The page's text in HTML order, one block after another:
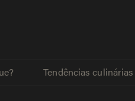
Tendências culinárias